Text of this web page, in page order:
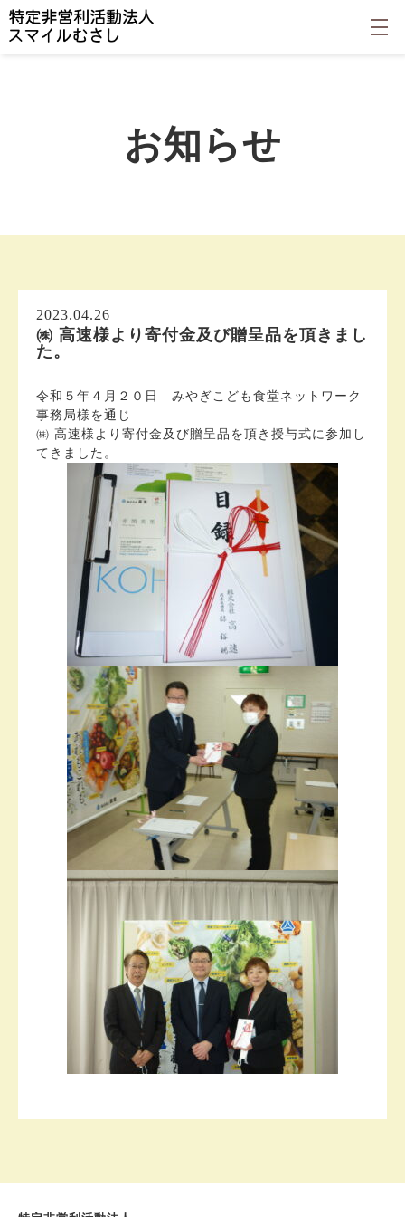
お知らせ
2023.04.26
㈱ 高速様より寄付金及び贈呈品を頂きまし
た。
令和５年４月２０日 みやぎこども食堂ネットワーク
事務局様を通じ
㈱ 高速様より寄付金及び贈呈品を頂き授与式に参加し
てきました。